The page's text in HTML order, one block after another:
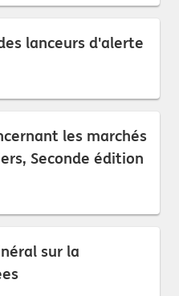
lanceurs d'alerte
les marchés
Seconde édition
sur la